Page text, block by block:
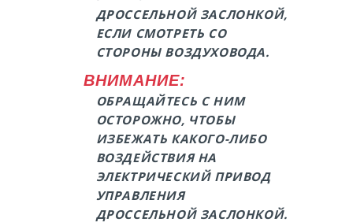
ДРОССЕЛЬНОЙ ЗАСЛОНКОЙ,
ЕСЛИ СМОТРЕТЬ СО
СТОРОНЫ ВОЗДУХОВОДА.
ВНИМАНИЕ:
ОБРАЩАЙТЕСЬ С НИМ
ОСТОРОЖНО, ЧТОБЫ
ИЗБЕЖАТЬ КАКОГО-ЛИБО
ВОЗДЕЙСТВИЯ НА
ЭЛЕКТРИЧЕСКИЙ ПРИВОД
УПРАВЛЕНИЯ
ДРОССЕЛЬНОЙ ЗАСЛОНКОЙ.